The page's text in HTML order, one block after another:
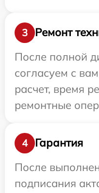
3
Ремонт
После полной
согласуем с
расчет, время
ремонтные
4
Гарантия
После
подписания